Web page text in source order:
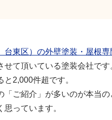
東区）の外壁塗装・屋根専
て頂いている塗装会社で
2,000件超です。
ご紹介」が多いのが本当
っています。